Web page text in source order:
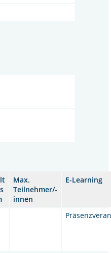
Max.
Teilnehmer/-
innen
E-Learning